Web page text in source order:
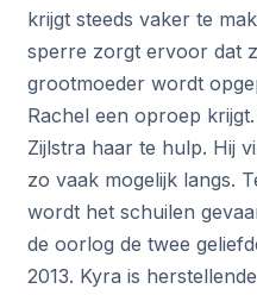
krijgt steeds vaker te
sperre zorgt ervoor dat
grootmoeder wordt
Rachel een oproep
Zijlstra haar te hulp. Hij
zo vaak mogelijk langs.
wordt het schuilen
de oorlog de twee
2013. Kyra is